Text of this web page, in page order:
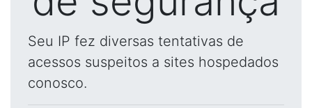
Seu IP fez diversas tentativas de
acessos suspeitos a sites hospedados
conosco.